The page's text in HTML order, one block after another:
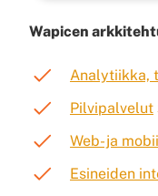
Wapicen
Analytiikka,
Pilvipalvelut
Web- ja
Esineiden